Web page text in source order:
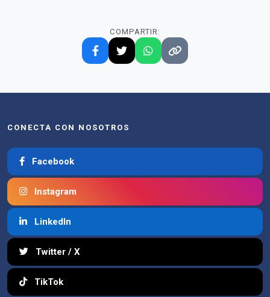
COMPARTIR:
CONECTA CON NOSOTROS
Facebook
Instagram
LinkedIn
Twitter / X
TikTok